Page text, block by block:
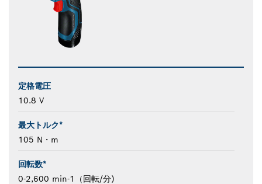
定格電圧
10.8 V
最大トルク*
105 N・m
回転数*
0-2,600 min-1（回転/分)